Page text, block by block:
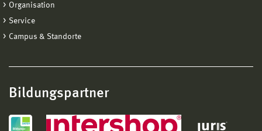
Organisation
Service
Campus & Standorte
Bildungspartner